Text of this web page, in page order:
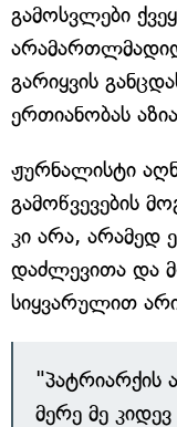
გამოსვლები
გარიყვის
ერთიანობას
ჟურნალისტი
გამოწვევების
კი არა, არამედ
დაძლევითა და
სიყვარულით
"პატრიარქის
მერე მე